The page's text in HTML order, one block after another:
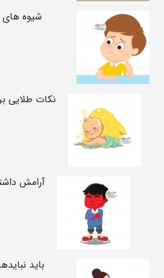
شیوه های
نکات طلایی
آرامش
باید